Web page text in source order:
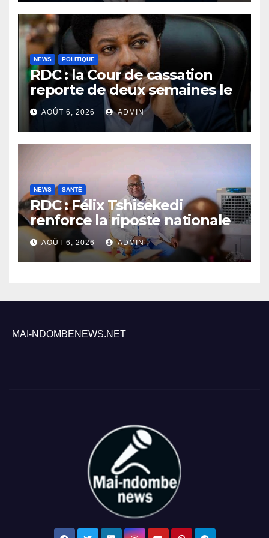
vérité
NEWS POLITIQUE
RDC : la Cour de cassation
reporte de deux semaines le
procès Frivao
AOÛT 6, 2026 ADMIN
NEWS SANTÉ
RDC : Félix Tshisekedi
renforce la riposte nationale
contre l’épidémie d’Ebola
AOÛT 6, 2026 ADMIN
MAI-NDOMBENEWS.NET